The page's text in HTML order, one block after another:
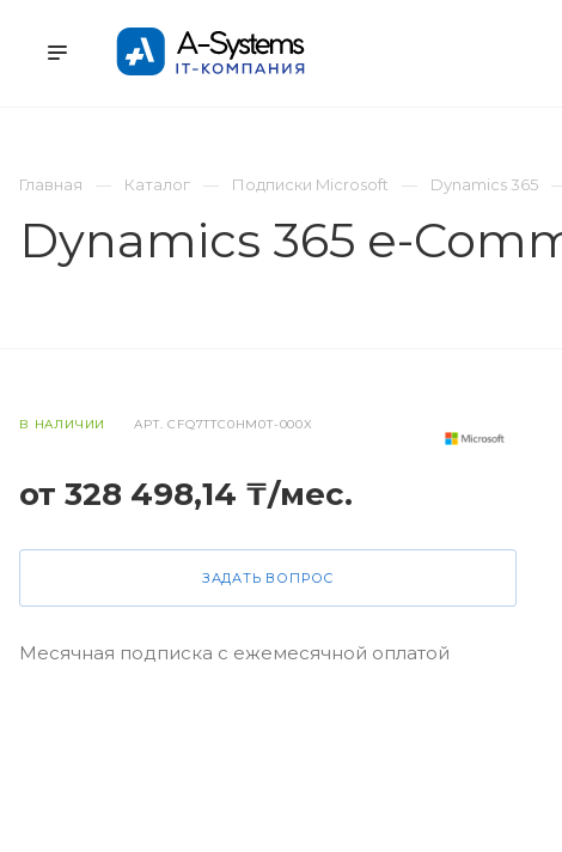
Главная
Каталог Подписки Microsoft Dynamics 365
Dynamics 365 e-
В НАЛИЧИИ АРТ.CFQ7TTC0HM0T-000X
от 328 498,14 ₸/мес.
ЗАДАТЬ ВОПРОС
Месячная подписка с ежемесячной оплатой